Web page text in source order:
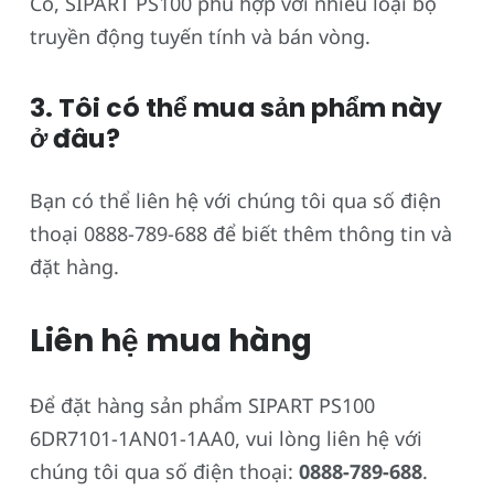
truyền động tuyến tính và bán vòng.
3. Tôi có thể mua sản phẩm này
ở đâu?
Bạn có thể liên hệ với chúng tôi qua số điện
thoại 0888-789-688 để biết thêm thông tin và
đặt hàng.
Liên hệ mua hàng
Để đặt hàng sản phẩm SIPART PS100
6DR7101-1AN01-1AA0, vui lòng liên hệ với
chúng tôi qua số điện thoại: 0888-789-688.